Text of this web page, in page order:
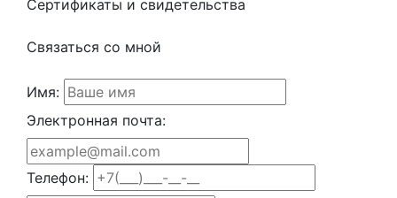
Сертификаты и свидетельства
Связаться со мной
Имя:
Электронная почта:
Телефон: